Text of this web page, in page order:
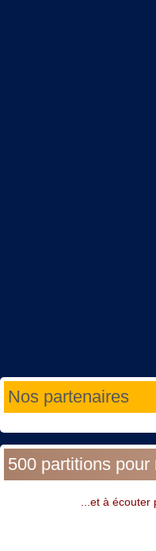
Nos partenaires
500 partitions pour
...et à écouter
Année
précédente
Mois
précédent
Année
suivante
Mois
suivant